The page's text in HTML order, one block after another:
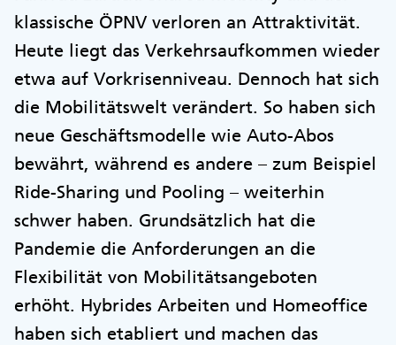
klassische ÖPNV verloren an Attraktivität.
Heute liegt das Verkehrsaufkommen wieder
etwa auf Vorkrisenniveau. Dennoch hat sich
die Mobilitätswelt verändert. So haben sich
neue Geschäftsmodelle wie Auto-Abos
bewährt, während es andere – zum Beispiel
Ride-Sharing und Pooling – weiterhin
schwer haben. Grundsätzlich hat die
Pandemie die Anforderungen an die
Flexibilität von Mobilitätsangeboten
erhöht. Hybrides Arbeiten und Homeoffice
haben sich etabliert und machen das